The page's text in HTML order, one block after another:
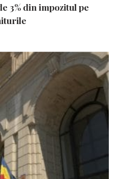
3% din impozitul pe